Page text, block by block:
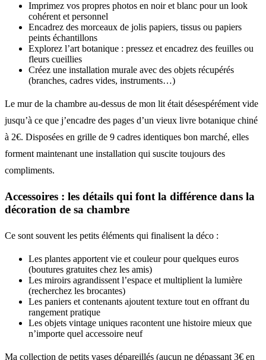
Imprimez vos propres photos en noir et blanc pour un look
cohérent et personnel
Encadrez des morceaux de jolis papiers, tissus ou papiers
peints échantillons
Explorez l’art botanique : pressez et encadrez des feuilles ou
fleurs cueillies
Créez une installation murale avec des objets récupérés
(branches, cadres vides, instruments…)
Le mur de la chambre au-dessus de mon lit était désespérément vide
jusqu’à ce que j’encadre des pages d’un vieux livre botanique chiné
à 2€. Disposées en grille de 9 cadres identiques bon marché, elles
forment maintenant une installation qui suscite toujours des
compliments.
Accessoires : les détails qui font la différence dans la
décoration de sa chambre
Ce sont souvent les petits éléments qui finalisent la déco :
Les plantes apportent vie et couleur pour quelques euros
(boutures gratuites chez les amis)
Les miroirs agrandissent l’espace et multiplient la lumière
(recherchez les brocantes)
Les paniers et contenants ajoutent texture tout en offrant du
rangement pratique
Les objets vintage uniques racontent une histoire mieux que
n’importe quel accessoire neuf
Ma collection de petits vases dépareillés (aucun ne dépassant 3€ en